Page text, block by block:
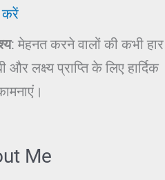
करें
: मेहनत करने वालों की कभी हार
लक्ष्य प्राप्ति के लिए हार्दिक
Me